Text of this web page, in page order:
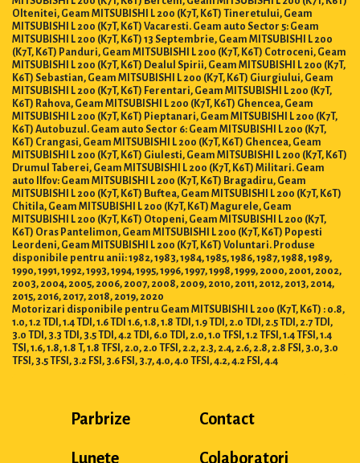
Oltenitei, Geam MITSUBISHI L 200 (K7T, K6T) Tineretului, Geam
MITSUBISHI L 200 (K7T, K6T) Vacaresti. Geam auto Sector 5: Geam
MITSUBISHI L 200 (K7T, K6T) 13 Septembrie, Geam MITSUBISHI L 200
(K7T, K6T) Panduri, Geam MITSUBISHI L 200 (K7T, K6T) Cotroceni, Geam
MITSUBISHI L 200 (K7T, K6T) Dealul Spirii, Geam MITSUBISHI L 200 (K7T,
K6T) Sebastian, Geam MITSUBISHI L 200 (K7T, K6T) Giurgiului, Geam
MITSUBISHI L 200 (K7T, K6T) Ferentari, Geam MITSUBISHI L 200 (K7T,
K6T) Rahova, Geam MITSUBISHI L 200 (K7T, K6T) Ghencea, Geam
MITSUBISHI L 200 (K7T, K6T) Pieptanari, Geam MITSUBISHI L 200 (K7T,
K6T) Autobuzul. Geam auto Sector 6: Geam MITSUBISHI L 200 (K7T,
K6T) Crangasi, Geam MITSUBISHI L 200 (K7T, K6T) Ghencea, Geam
MITSUBISHI L 200 (K7T, K6T) Giulesti, Geam MITSUBISHI L 200 (K7T, K6T)
Drumul Taberei, Geam MITSUBISHI L 200 (K7T, K6T) Militari. Geam
auto Ilfov: Geam MITSUBISHI L 200 (K7T, K6T) Bragadiru, Geam
MITSUBISHI L 200 (K7T, K6T) Buftea, Geam MITSUBISHI L 200 (K7T, K6T)
Chitila, Geam MITSUBISHI L 200 (K7T, K6T) Magurele, Geam
MITSUBISHI L 200 (K7T, K6T) Otopeni, Geam MITSUBISHI L 200 (K7T,
K6T) Oras Pantelimon, Geam MITSUBISHI L 200 (K7T, K6T) Popesti
Leordeni, Geam MITSUBISHI L 200 (K7T, K6T) Voluntari. Produse
disponibile pentru anii: 1982, 1983, 1984, 1985, 1986, 1987, 1988, 1989,
1990, 1991, 1992, 1993, 1994, 1995, 1996, 1997, 1998, 1999, 2000, 2001, 2002,
2003, 2004, 2005, 2006, 2007, 2008, 2009, 2010, 2011, 2012, 2013, 2014,
2015, 2016, 2017, 2018, 2019, 2020
Motorizari disponibile pentru Geam MITSUBISHI L 200 (K7T, K6T) : 0.8,
1.0, 1.2 TDI, 1.4 TDI, 1.6 TDI 1.6, 1.8, 1.8 TDI, 1.9 TDI, 2.0 TDI, 2.5 TDI, 2.7 TDI,
3.0 TDI, 3.3 TDI, 3.5 TDI, 4.2 TDI, 6.0 TDI, 2.0, 1.0 TFSI, 1.2 TFSI, 1.4 TFSI, 1.4
TSI, 1.6, 1.8, 1.8 T, 1.8 TFSI, 2.0, 2.0 TFSI, 2.2, 2.3, 2.4, 2.6, 2.8, 2.8 FSI, 3.0, 3.0
TFSI, 3.5 TFSI, 3.2 FSI, 3.6 FSI, 3.7, 4.0, 4.0 TFSI, 4.2, 4.2 FSI, 4.4
Parbrize
Lunete
Contact
Colaboratori